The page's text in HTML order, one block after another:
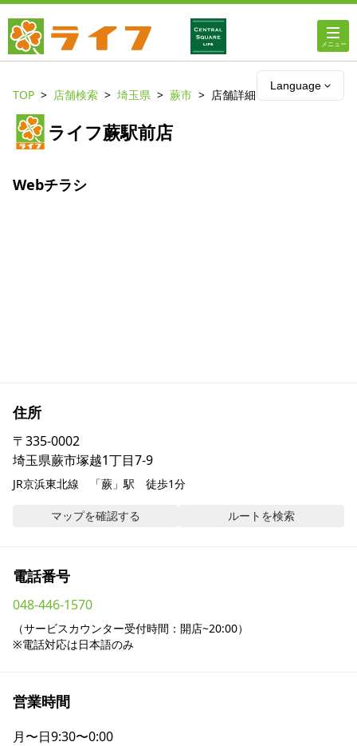
Language
店舗・チラシ情報
Contact us in English
TOP 店舗検索 埼玉県 蕨市 店舗詳細
ライフ蕨駅前店
Webチラシ
住所
〒335-0002
埼玉県蕨市塚越1丁目7-9
JR京浜東北線　「蕨」駅　徒歩1分
マップを確認する ルートを検索
電話番号
048-446-1570
（サービスカウンター受付時間：開店~20:00）
※電話対応は日本語のみ
営業時間
月〜日9:30〜0:00